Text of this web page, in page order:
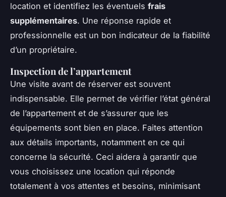
location et identifiez les éventuels frais
supplémentaires. Une réponse rapide et
professionnelle est un bon indicateur de la fiabilité
d’un propriétaire.
Inspection de l’appartement
Une visite avant de réserver est souvent
indispensable. Elle permet de vérifier l’état général
de l’appartement et de s’assurer que les
équipements sont bien en place. Faites attention
aux détails importants, notamment en ce qui
concerne la sécurité. Ceci aidera à garantir que
vous choisissez une location qui réponde
totalement à vos attentes et besoins, minimisant